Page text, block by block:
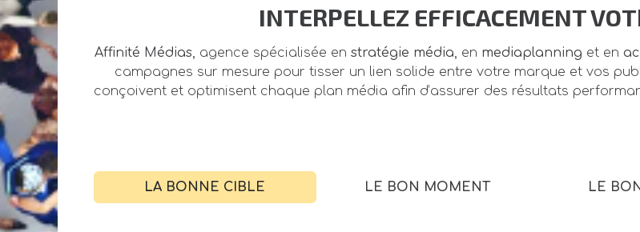
​INTERPELLEZ EFFICACEMENT
Affinité Médias, agence spécialisée en stratégie média, en mediaplanning et en
campagnes sur mesure pour tisser un lien solide entre votre marque et vos
conçoivent et optimisent chaque plan média afin d’assurer des résultats
LA BONNE CIBLE LE BON MOMENT LE